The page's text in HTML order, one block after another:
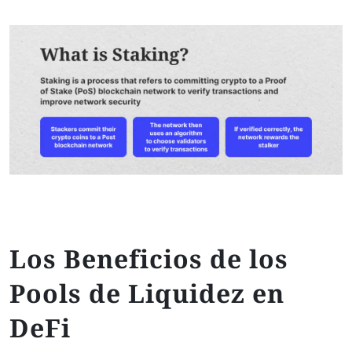
Los Beneficios de los
Pools de Liquidez en
DeFi